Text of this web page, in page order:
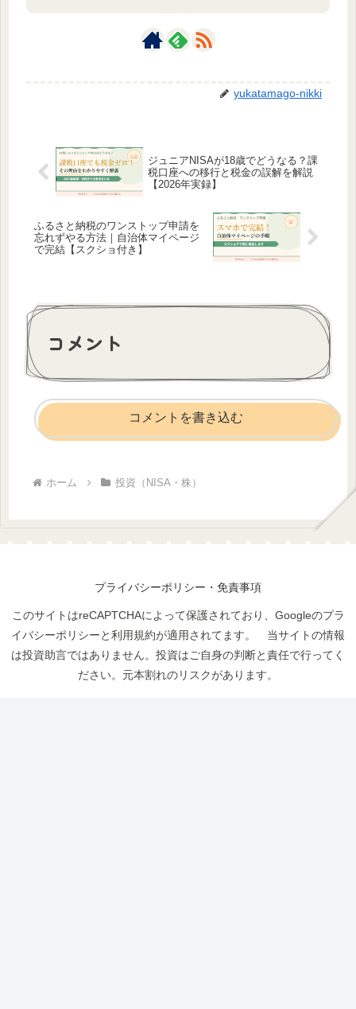
yukatamago-nikki
ジュニアNISAが18歳でどうなる？課
税口座への移行と税金の誤解を解説
【2026年実録】
ふるさと納税のワンストップ申請を
忘れずやる方法｜自治体マイページ
で完結【スクショ付き】
コメント
コメントを書き込む
ホーム 投資（NISA・株）
プライバシーポリシー・免責事項
このサイトはreCAPTCHAによって保護されており、Googleのプラ
イバシーポリシーと利用規約が適用されてます。 当サイトの情報
は投資助言ではありません。投資はご自身の判断と責任で行ってく
ださい。元本割れのリスクがあります。